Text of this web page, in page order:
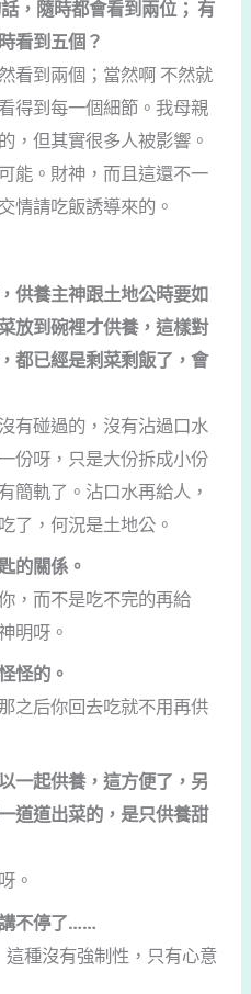
，隨時都會看到兩位； 有
看到五個？
看到兩個；當然啊 不然就
得到每一個細節。我母親
，但其實很多人被影響。
能。財神，而且這還不一
情請吃飯誘導來的。
供養主神跟土地公時要如
放到碗裡才供養，這樣對
都已經是剩菜剩飯了，會
有碰過的，沒有沾過口水
份呀，只是大份拆成小份
簡軌了。沾口水再給人，
了，何況是土地公。
的關係。
，而不是吃不完的再給
明呀。
怪的。
之后你回去吃就不用再供
一起供養，這方便了，另
道道出菜的，是只供養甜
。
不停了……
種沒有強制性，只有心意